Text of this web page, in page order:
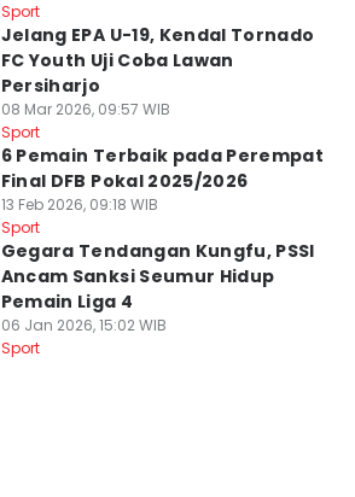
Sport
Jelang EPA U-19, Kendal Tornado
FC Youth Uji Coba Lawan
Persiharjo
08 Mar 2026, 09:57 WIB
Sport
6 Pemain Terbaik pada Perempat
Final DFB Pokal 2025/2026
13 Feb 2026, 09:18 WIB
Sport
Gegara Tendangan Kungfu, PSSI
Ancam Sanksi Seumur Hidup
Pemain Liga 4
06 Jan 2026, 15:02 WIB
Sport